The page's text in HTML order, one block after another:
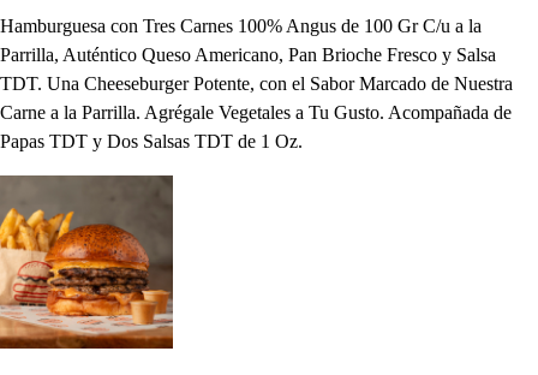
Hamburguesa con Tres Carnes 100% Angus de 100 Gr C/u a la
Parrilla, Auténtico Queso Americano, Pan Brioche Fresco y Salsa
TDT. Una Cheeseburger Potente, con el Sabor Marcado de Nuestra
Carne a la Parrilla. Agrégale Vegetales a Tu Gusto. Acompañada de
Papas TDT y Dos Salsas TDT de 1 Oz.